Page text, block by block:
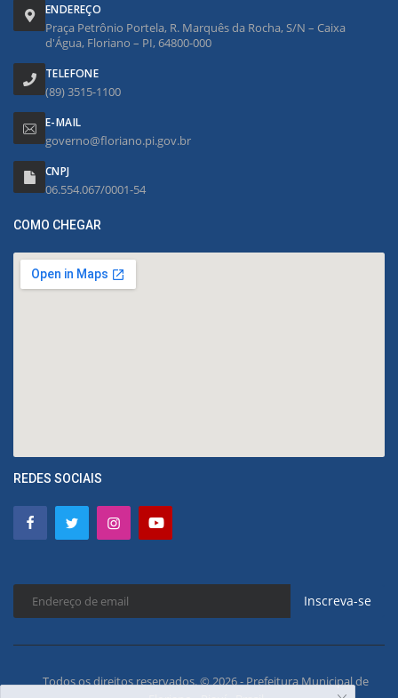
ENDEREÇO
Praça Petrônio Portela, R. Marquês da Rocha, S/N – Caixa
d'Água, Floriano – PI, 64800-000
TELEFONE
(89) 3515-1100
E-MAIL
governo@floriano.pi.gov.br
CNPJ
06.554.067/0001-54
COMO CHEGAR
REDES SOCIAIS
Inscreva-se
Todos os direitos reservados. © 2026 - Prefeitura Municipal de